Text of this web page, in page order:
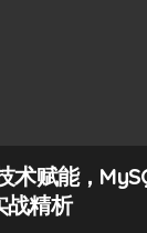
术赋能，
战精析